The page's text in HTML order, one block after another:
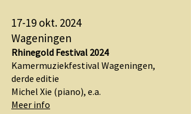
17-19 okt. 2024
Wageningen
Rhinegold Festival 2024
Kamermuziekfestival Wageningen,
derde editie
Michel Xie (piano), e.a.
Meer info